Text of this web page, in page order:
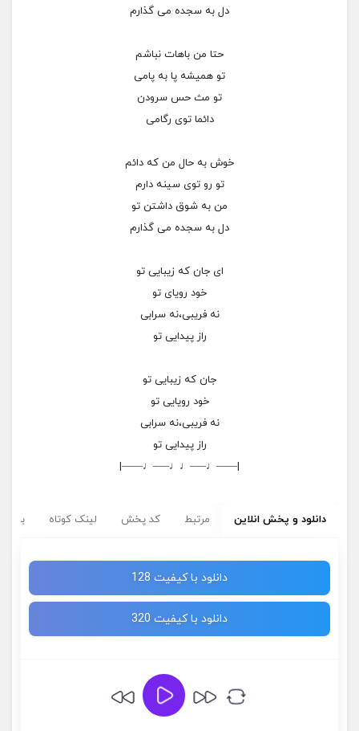
دل به سجده می گذارم
حتا من باهات نباشم
تو همیشه پا به پامی
تو مث حس سرودن
دائما توی رگامی
خوش به حال من که دائم
تو رو توی سینه دارم
من به شوق داشتن تو
دل به سجده می گذارم
ای جان که زیبایی تو
خود رویای تو
نه فریبی،نه سرابی
راز پیدایی تو
جان که زیبایی تو
خود رویایی تو
نه فریبی،نه سرابی
راز پیدایی تو
|——♩—–♩♩—–♩——|
دانلود و پخش انلاین مرتبط کد پخش لینک کوتاه
دانلود با کیفیت 128
دانلود با کیفیت 320